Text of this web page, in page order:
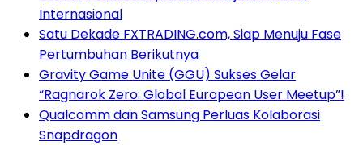
Internasional
Satu Dekade FXTRADING.com, Siap Menuju Fase
Pertumbuhan Berikutnya
Gravity Game Unite (GGU) Sukses Gelar
“Ragnarok Zero: Global European User Meetup”!
Qualcomm dan Samsung Perluas Kolaborasi
Snapdragon